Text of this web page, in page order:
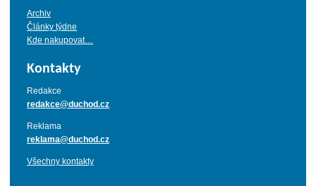
Archiv
Články týdne
Kde nakupovat…
Kontakty
Redakce
redakce@duchod.cz
Reklama
reklama@duchod.cz
Všechny kontakty